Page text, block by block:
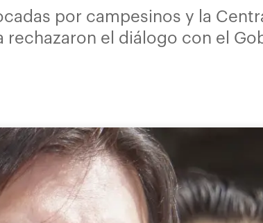
por campesinos y la
rechazaron el diálogo con el